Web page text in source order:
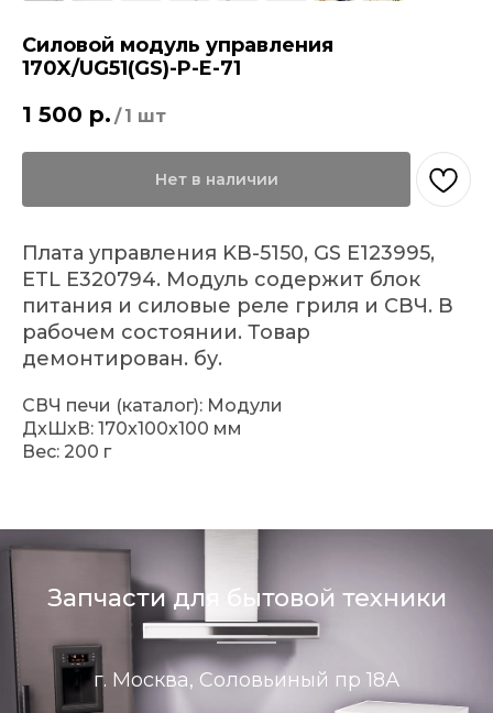
Силовой модуль управления
170X/UG51(GS)-P-E-71
1 500 р. / 1 шт
Нет в наличии
Плата управления KB-5150, GS E123995,
ETL E320794. Модуль содержит блок
питания и силовые реле гриля и СВЧ. В
рабочем состоянии. Товар
демонтирован. бу.
СВЧ печи (каталог): Модули
ДxШxВ: 170x100x100 мм
Вес: 200 г
Запчасти для бытовой техники
г. Москва, Соловьиный пр 18А